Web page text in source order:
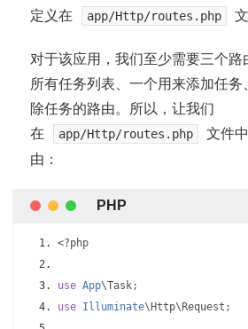
定义在
app/Http/routes.php
对于该应用，我们至少需要三个
所有任务列表、一个用来添加任
除任务的路由。所以，让我们
在
app/Http/routes.php
文件
由：
<?php
use App\Task;
use Illuminate\Http\Request ;